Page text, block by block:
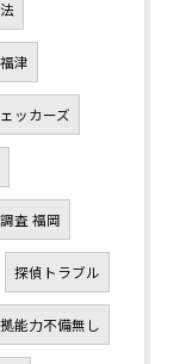
福津
ッカーズ
査 福岡
探偵トラブル
能力不備無し